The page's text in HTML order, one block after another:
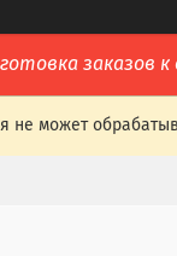
заказов
не может